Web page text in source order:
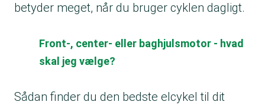
betyder meget, når du bruger cyklen dagligt.
Front-, center- eller baghjulsmotor - hvad
skal jeg vælge?
Sådan finder du den bedste elcykel til dit